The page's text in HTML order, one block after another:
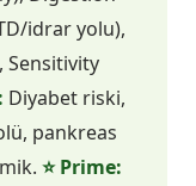
idrar yolu),
Sensitivity
Diyabet riski,
pankreas
⭐ Prime: